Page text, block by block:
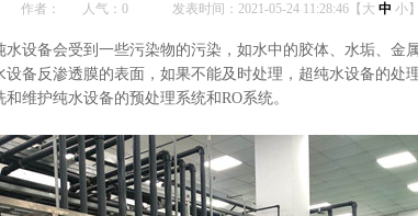
作者： 人气： 0 发表时间：2021-05-24 11:28:46【 大 中 小】
设备会受到一些污染物的污染，如水中的胶体、水垢、金
备反渗透膜的表面，如果不能及时处理，超纯水设备的处
维护纯水设备的预处理系统和RO系统。